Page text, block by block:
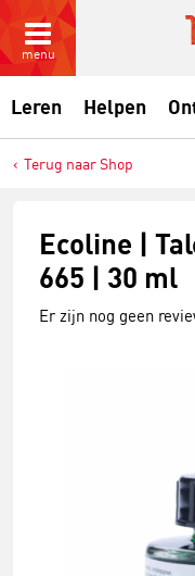
menu
Leren Helpen
Terug naar Shop
Ecoline |
665 | 30 ml
Er zijn nog geen